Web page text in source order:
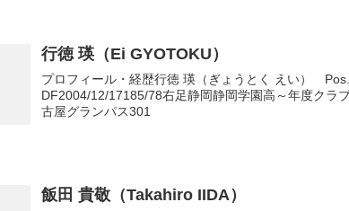
行徳 瑛（Ei GYOTOKU）
プロフィール・経歴行徳 瑛（ぎょうとく えい）
DF2004/12/17185/78右足静岡静岡学園高～年度クラ
古屋グランパス301
飯田 貴敬（Takahiro IIDA）